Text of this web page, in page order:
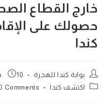
خارج القطاع
حصولك على
كندا
Post
author:
بوابة كندا للهجرة
Post
10 فبراير 2026
Postاكتشف كندا
Post
Comments